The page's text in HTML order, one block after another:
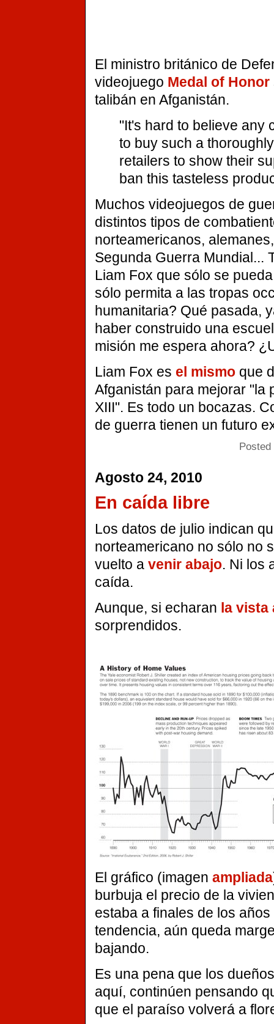
El ministro británico de
videojuego Medal of Honor
talibán en Afganistán.
"It's hard to believe any
to buy such a
retailers to show their
ban this tasteless
Muchos videojuegos de
distintos tipos de
norteamericanos,
Segunda Guerra Mundial...
Liam Fox que sólo se
sólo permita a las tropas
humanitaria? Qué pasada,
haber construido una
misión me espera ahora?
Liam Fox es el mismo que
Afganistán para mejorar "la
XIII". Es todo un bocazas.
de guerra tienen un futuro
Agosto 24, 2010
En caída libre
Los datos de julio indican
norteamericano no sólo no
vuelto a venir abajo. Ni los
caída.
Aunque, si echaran la vista
sorprendidos.
El gráfico (imagen ampliada
burbuja el precio de la
estaba a finales de los
tendencia, aún queda
bajando.
Es una pena que los
aquí, continúen pensando
que el paraíso volverá a